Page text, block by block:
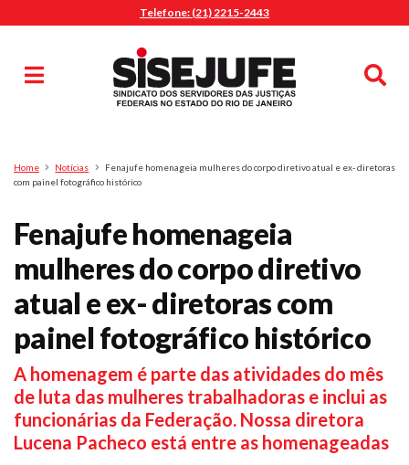
Telefone: (21) 2215-2443
Pesquisa
Home Notícias
Fenajufe homenageia mulheres do corpo diretivo atual e ex- diretoras
com painel fotográfico histórico
Fenajufe homenageia
mulheres do corpo diretivo
atual e ex- diretoras com
painel fotográfico histórico
A homenagem é parte das atividades do mês
de luta das mulheres trabalhadoras e inclui as
funcionárias da Federação. Nossa diretora
Lucena Pacheco está entre as homenageadas
MENU
Sindicalize-se
Jurídico
O Sindicato
Agenda
Casa do Alto
Sede Campestre
Nossos Convênios
Gympass Wellhub
Seguro Auto
Plano de Saúde
Assistência Funeral